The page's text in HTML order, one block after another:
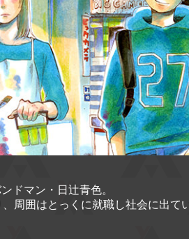
ドマン・日辻青色。
、周囲はとっくに就職し社会に出て